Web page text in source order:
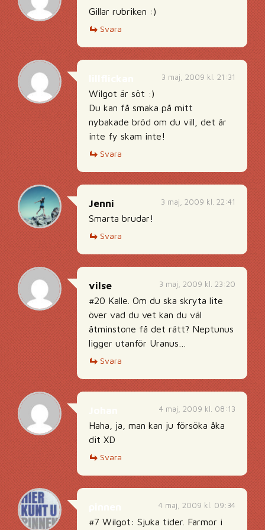
Gillar rubriken :)
Svara
3 maj, 2009 kl. 21:31
Wilgot är söt :)
Du kan få smaka på mitt
nybakade bröd om du vill, det är
inte fy skam inte!
Svara
3 maj, 2009 kl. 22:41
Jenni
Smarta brudar!
Svara
3 maj, 2009 kl. 23:20
vilse
#20 Kalle. Om du ska skryta lite
över vad du vet kan du väl
åtminstone få det rätt? Neptunus
ligger utanför Uranus…
Svara
4 maj, 2009 kl. 08:13
Haha, ja, man kan ju försöka åka
dit XD
Svara
4 maj, 2009 kl. 09:34
#7 Wilgot: Sjuka tider. Farmor i